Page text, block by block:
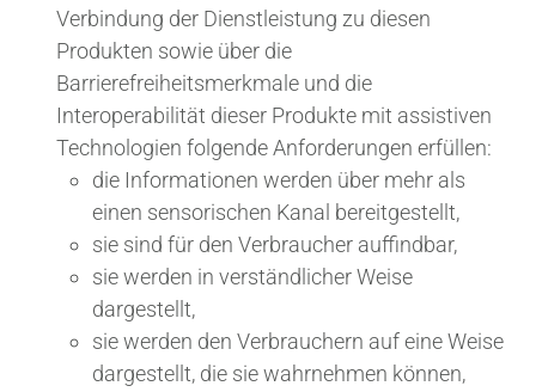
Verbindung der Dienstleistung zu diesen
Produkten sowie über die
Barrierefreiheitsmerkmale und die
Interoperabilität dieser Produkte mit assistiven
Technologien folgende Anforderungen erfüllen:
die Informationen werden über mehr als
einen sensorischen Kanal bereitgestellt,
sie sind für den Verbraucher auffindbar,
sie werden in verständlicher Weise
dargestellt,
sie werden den Verbrauchern auf eine Weise
dargestellt, die sie wahrnehmen können,